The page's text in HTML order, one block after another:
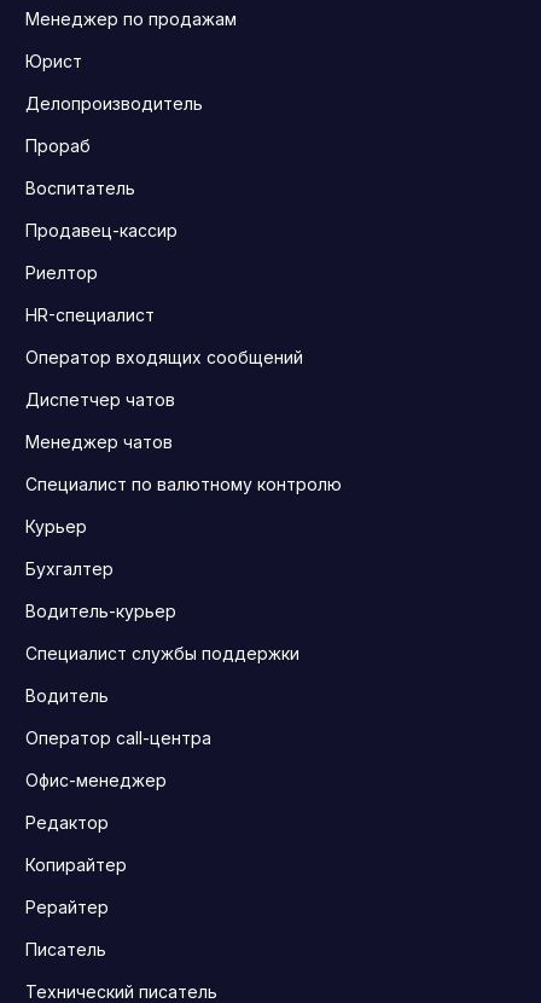
Менеджер по продажам
Юрист
Делопроизводитель
Прораб
Воспитатель
Продавец-кассир
Риелтор
HR-специалист
Оператор входящих сообщений
Диспетчер чатов
Менеджер чатов
Специалист по валютному контролю
Курьер
Бухгалтер
Водитель-курьер
Специалист службы поддержки
Водитель
Оператор call-центра
Офис-менеджер
Редактор
Копирайтер
Рерайтер
Писатель
Технический писатель